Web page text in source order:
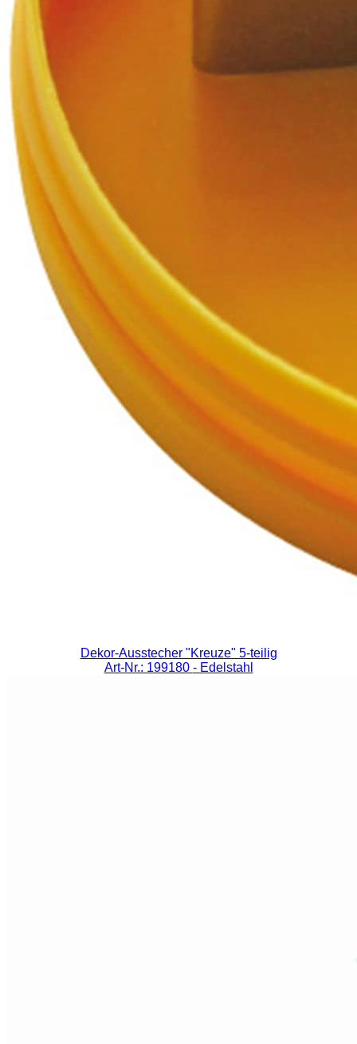
Dekor-Ausstecher "Kreuze" 5-teilig
Art-Nr.: 199180 - Edelstahl